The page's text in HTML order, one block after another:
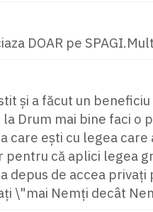
DOAR pe
și a făcut un
Drum mai bine faci o
care ești cu legea
pentru că aplici legea
depus de accea privați
\"mai Nemți decât